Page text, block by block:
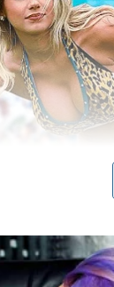
de som em
da caixa
da caixa e